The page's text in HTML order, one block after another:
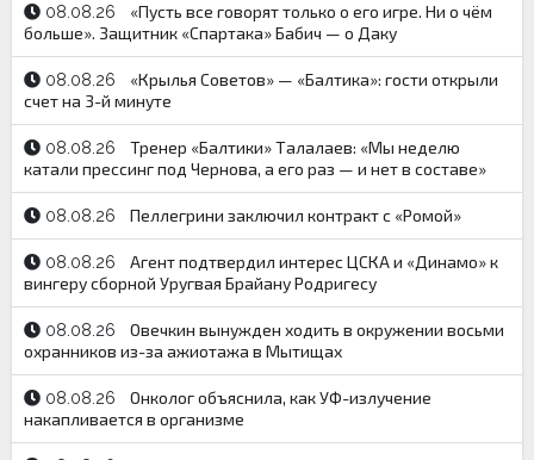
08.08.26
«Пусть все говорят только о его игре. Ни о чём
больше». Защитник «Спартака» Бабич — о Даку
08.08.26
«Крылья Советов» — «Балтика»: гости открыли
счет на 3-й минуте
08.08.26
Тренер «Балтики» Талалаев: «Мы неделю
катали прессинг под Чернова, а его раз — и нет в составе»
08.08.26 Пеллегрини заключил контракт с «Ромой»
08.08.26
Агент подтвердил интерес ЦСКА и «Динамо» к
вингеру сборной Уругвая Брайану Родригесу
08.08.26
Овечкин вынужден ходить в окружении восьми
охранников из-за ажиотажа в Мытищах
08.08.26
Онколог объяснила, как УФ-излучение
накапливается в организме